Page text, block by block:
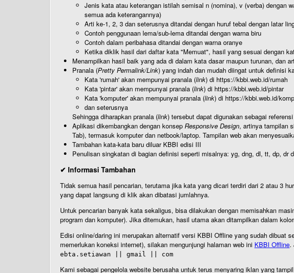
Jenis kata atau keterangan istilah semisal n (nomina), v (verba) dengan
semua ada keterangannya)
Arti ke-1, 2, 3 dan seterusnya ditandai dengan huruf tebal dengan latar
Contoh penggunaan lema/sub-lema ditandai dengan warna biru
Contoh dalam peribahasa ditandai dengan warna oranye
Ketika diklik hasil dari daftar kata "Memuat", hasil yang sesuai dengan
Menampilkan hasil baik yang ada di dalam kata dasar maupun turunan, dan
Pranala (Pretty Permalink/Link) yang indah dan mudah diingat untuk definisi
Kata 'rumah' akan mempunyai pranala (link) di https://kbbi.web.id/rumah
Kata 'pintar' akan mempunyai pranala (link) di https://kbbi.web.id/pintar
Kata 'komputer' akan mempunyai pranala (link) di https://kbbi.web.id/
dan seterusnya
Sehingga diharapkan pranala (link) tersebut dapat digunakan sebagai
Aplikasi dikembangkan dengan konsep Responsive Design, artinya tampilan
Tab), termasuk komputer dan netbook/laptop. Tampilan web akan
Tambahan kata-kata baru diluar KBBI edisi III
Penulisan singkatan di bagian definisi seperti misalnya: yg, dng, dl, tt, dp,
✔ Informasi Tambahan
Tidak semua hasil pencarian, terutama jika kata yang dicari terdiri dari 2 atau 3
yang dapat langsung di klik akan dibatasi jumlahnya.
Untuk pencarian banyak kata sekaligus, bisa dilakukan dengan memisahkan
program dan komputer). Jika ditemukan, hasil utama akan ditampilkan dalam
Edisi online/daring ini merupakan alternatif versi KBBI Offline yang sudah dibuat
memerlukan koneksi internet), silakan mengunjungi halaman web ini KBBI Offline.
ebta.setiawan || gmail || com
Kami sebagai pengelola website berusaha untuk terus menyaring iklan yang